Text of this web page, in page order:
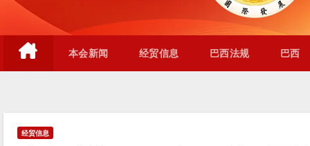
本会新闻 经贸信息 巴西法规 巴西
经贸信息